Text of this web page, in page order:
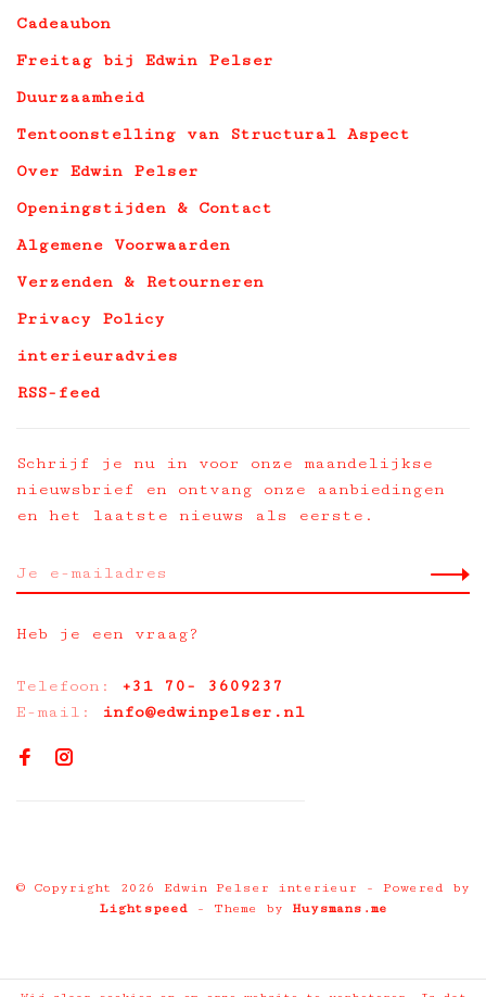
Cadeaubon
Freitag bij Edwin Pelser
Duurzaamheid
Tentoonstelling van Structural Aspect
Over Edwin Pelser
Openingstijden & Contact
Algemene Voorwaarden
Verzenden & Retourneren
Privacy Policy
interieuradvies
RSS-feed
Schrijf je nu in voor onze maandelijkse
nieuwsbrief en ontvang onze aanbiedingen
en het laatste nieuws als eerste.
Heb je een vraag?
Telefoon: +31 70- 3609237
E-mail:
info@edwinpelser.nl
© Copyright 2026 Edwin Pelser interieur
- Powered by
Lightspeed- Theme by Huysmans.me